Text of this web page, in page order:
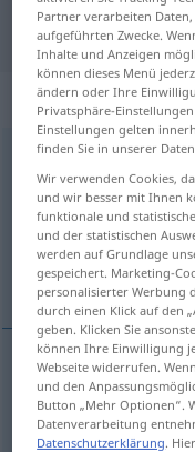
"ulei"
„ulei“:
ulein
Übersicht aller
(Für mehr Details die
Öl
n ulei
Partner verarbeiten
aufgeführten Zwecke.
Inhalte und Anzeigen
können dieses Menü
ändern oder Ihre
Privatsphäre-
Einstellungen gelten
finden Sie in unserer
Wir verwenden Cookies,
und wir besser mit Ihnen
funktionale und
und der statistischen
werden auf Grundlage
gespeichert. Marketing-
personalisierter Werbung
durch einen Klick auf den
geben. Klicken Sie
können Ihre Einwilligung
Webseite widerrufen.
und den
Button „Mehr Optionen“.
Datenverarbeitung
Datenschutzerklärung.